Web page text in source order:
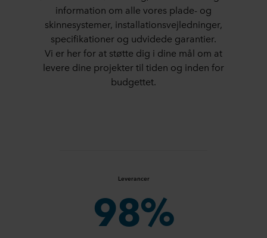
information om alle vores plade- og
skinnesystemer, installationsvejledninger,
specifikationer og udvidede garantier.
Vi er her for at støtte dig i dine mål om at
levere dine projekter til tiden og inden for
budgettet.
Leverancer
98%